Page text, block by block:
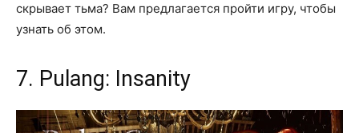
скрывает тьма? Вам предлагается пройти игру, чтобы
узнать об этом.
7. Pulang: Insanity